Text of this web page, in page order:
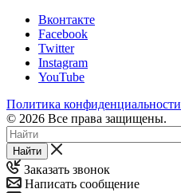
Вконтакте
Facebook
Twitter
Instagram
YouTube
Политика конфиденциальности
© 2026 Все права защищены.
Найти
Заказать звонок
Написать сообщение